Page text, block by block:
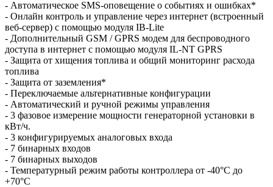
- Автоматическое SMS-оповещение о событиях и ошибках*
- Онлайн контроль и управление через интернет (встроенный
веб-сервер) с помощью модуля IB-Lite
- Дополнительный GSM / GPRS модем для беспроводного
доступа в интернет с помощью модуля IL-NT GPRS
- Защита от хищения топлива и общий мониторинг расхода
топлива
- Защита от заземления*
- Переключаемые альтернативные конфигурации
- Автоматический и ручной режимы управления
- 3 фазовое измерение мощности генераторной установки в
кВт/ч.
- 3 конфигурируемых аналоговых входа
- 7 бинарных входов
- 7 бинарных выходов
- Температурный режим работы контроллера от -40°C до
+70°C